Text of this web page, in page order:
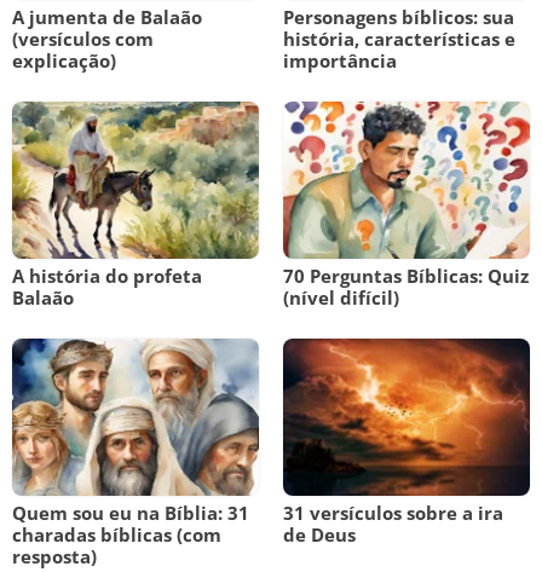
A jumenta de Balaão
(versículos com
explicação)
Personagens bíblicos: sua
história, características e
importância
A história do profeta
Balaão
70 Perguntas Bíblicas: Quiz
(nível difícil)
Quem sou eu na Bíblia: 31
charadas bíblicas (com
resposta)
31 versículos sobre a ira
de Deus